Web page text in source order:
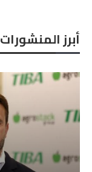
أبرز المنشورات